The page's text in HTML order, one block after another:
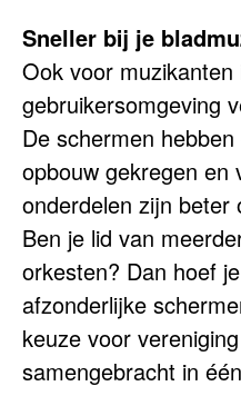
Sneller bij je
Ook voor muzikanten
gebruikersomgeving
De schermen
opbouw gekregen en
onderdelen zijn beter
Ben je lid van
orkesten? Dan hoef
afzonderlijke
keuze voor
samengebracht in